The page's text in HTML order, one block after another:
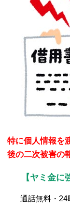
特に個人情報を
後の二次被害の
【ヤミ金
通話無料・24